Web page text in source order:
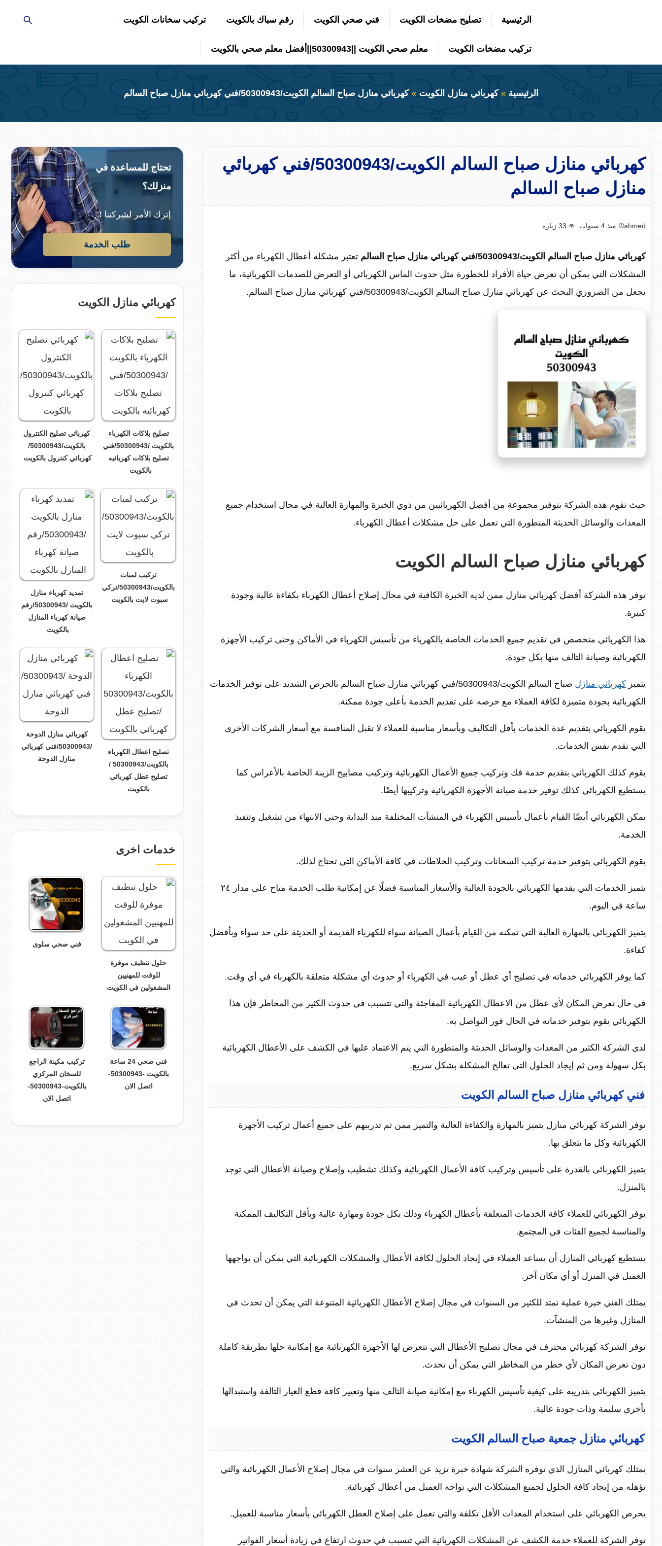
الرئيسية تصليح مضخات الكويت فني صحي الكويت رقم سباك بالكويت تركيب سخانات الكويت
تركيب مضخات الكويت معلم صحي الكويت ||50300943||أفضل معلم صحي بالكويت
الرئيسية كهربائي منازل الكويت كهربائي منازل صباح السالم الكويت/50300943/فني كهربائي منازل صباح السالم
كهربائي منازل صباح السالم الكويت/50300943/فني كهربائي
منازل صباح السالم
ahmed منذ 4 سنوات 33 زيارة
كهربائي منازل صباح السالم الكويت/50300943/فني كهربائي منازل صباح السالم
تعتبر مشكلة أعطال الكهرباء من أكثر
المشكلات التي يمكن أن تعرض حياة الأفراد للخطورة مثل حدوث الماس الكهربائي أو التعرض للصدمات الكهربائية، ما
يجعل من الضروري البحث عن كهربائي منازل صباح السالم الكويت/50300943/فني كهربائي منازل صباح السالم.
حيث تقوم هذه الشركة بتوفير مجموعة من أفضل الكهربائيين من ذوي الخبرة والمهارة العالية في مجال استخدام جميع
المعدات والوسائل الحديثة المتطورة التي تعمل على حل مشكلات أعطال الكهرباء.
كهربائي منازل صباح السالم الكويت
توفر هذه الشركة أفضل كهربائي منازل ممن لديه الخبرة الكافية في مجال إصلاح أعطال الكهرباء بكفاءة عالية وجودة
كبيرة.
هذا الكهربائي متخصص في تقديم جميع الخدمات الخاصة بالكهرباء من تأسيس الكهرباء في الأماكن وحتى تركيب الأجهزة
الكهربائية وصيانة التالف منها بكل جودة.
يتميز كهربائي منازل
صباح السالم الكويت/50300943/فني كهربائي منازل صباح السالم بالحرص الشديد على توفير الخدمات
الكهربائية بجودة متميزة لكافة العملاء مع حرصه على تقديم الخدمة بأعلى جودة ممكنة.
يقوم الكهربائي بتقديم عدة الخدمات بأقل التكاليف وبأسعار مناسبة للعملاء لا تقبل المنافسة مع أسعار الشركات الأخرى
التي تقدم نفس الخدمات.
يقوم كذلك الكهربائي بتقديم خدمة فك وتركيب جميع الأعمال الكهربائية وتركيب مصابيح الزينة الخاصة بالأعراس كما
يستطيع الكهربائي كذلك توفير خدمة صيانة الأجهزة الكهربائية وتركيبها أيضًا.
يمكن الكهربائي أيضًا القيام بأعمال تأسيس الكهرباء في المنشآت المختلفة منذ البداية وحتى الانتهاء من تشغيل وتنفيذ
الخدمة.
يقوم الكهربائي بتوفير خدمة تركيب السخانات وتركيب الخلاطات في كافة الأماكن التي تحتاج لذلك.
تتميز الخدمات التي يقدمها الكهربائي بالجودة العالية والأسعار المناسبة فضلًا عن إمكانية طلب الخدمة متاح على مدار ٢٤
ساعة في اليوم.
يتميز الكهربائي بالمهارة العالية التي تمكنه من القيام بأعمال الصيانة سواء للكهرباء القديمة أو الحديثة على حد سواء وبأفضل
كفاءة.
كما يوفر الكهربائي خدماته في تصليح أي عطل أو عيب في الكهرباء أو حدوث أي مشكلة متعلقة بالكهرباء في أي وقت.
في حال تعرض المكان لأي عطل من الاعطال الكهربائية المفاجئة والتي تتسبب في حدوث الكثير من المخاطر فإن هذا
الكهربائي يقوم بتوفير خدماته في الحال فور التواصل به.
لدى الشركة الكثير من المعدات والوسائل الحديثة والمتطورة التي يتم الاعتماد عليها في الكشف على الأعطال الكهربائية
بكل سهولة ومن ثم إيجاد الحلول التي تعالج المشكلة بشكل سريع.
فني كهربائي منازل صباح السالم الكويت
توفر الشركة كهربائي منازل يتميز بالمهارة والكفاءة العالية والتميز ممن تم تدريبهم على جميع أعمال تركيب الأجهزة
الكهربائية وكل ما يتعلق بها.
يتميز الكهربائي بالقدرة على تأسيس وتركيب كافة الأعمال الكهربائية وكذلك تشطيب وإصلاح وصيانة الأعطال التي توجد
بالمنزل.
يوفر الكهربائي للعملاء كافة الخدمات المتعلقة بأعطال الكهرباء وذلك بكل جودة ومهارة عالية وبأقل التكاليف الممكنة
والمناسبة لجميع الفئات في المجتمع.
يستطيع كهربائي المنازل أن يساعد العملاء في إيجاد الحلول لكافة الأعطال والمشكلات الكهربائية التي يمكن أن يواجهها
العميل في المنزل أو أي مكان آخر.
يمتلك الفني خبرة عملية تمتد للكثير من السنوات في مجال إصلاح الأعطال الكهربائية المتنوعة التي يمكن أن تحدث في
المنازل وغيرها من المنشآت.
توفر الشركة كهربائي محترف في مجال تصليح الأعطال التي تتعرض لها الأجهزة الكهربائية مع إمكانية حلها بطريقة كاملة
دون تعرض المكان لأي خطر من المخاطر التي يمكن أن تحدث.
يتميز الكهربائي بتدريبه على كيفية تأسيس الكهرباء مع إمكانية صيانة التالف منها وتغيير كافة قطع الغيار التالفة واستبدالها
بأخرى سليمة وذات جودة عالية.
كهربائي منازل جمعية صباح السالم الكويت
يمتلك كهربائي المنازل الذي توفره الشركة شهادة خبرة تزيد عن العشر سنوات في مجال إصلاح الأعمال الكهربائية والتي
تؤهله من إيجاد كافة الحلول لجميع المشكلات التي تواجه العميل من أعطال كهربائية.
يحرص الكهربائي على استخدام المعدات الأقل تكلفة والتي تعمل على إصلاح العطل الكهربائي بأسعار مناسبة للعميل.
توفر الشركة للعملاء خدمة الكشف عن المشكلات الكهربائية التي تتسبب في حدوث ارتفاع في زيادة أسعار الفواتير
تحتاج للمساعدة في
منزلك؟
إترك الأمر لشركتنا !
طلب الخدمة
كهربائي منازل الكويت
تصليح بلاكات الكهرباء
بالكويت /50300943/فني
تصليح بلاكات كهربائيه
بالكويت
كهربائي تصليح الكنترول
بالكويت/50300943/
كهربائي كنترول بالكويت
تركيب لمبات
بالكويت/50300943/تركي
سبوت لايت بالكويت
تمديد كهرباء منازل
بالكويت /50300943/رقم
صيانة كهرباء المنازل
بالكويت
تصليح اعطال الكهرباء
بالكويت/50300943 /
تصليح عطل كهربائي
بالكويت
كهربائي منازل الدوحة
/50300943/فني كهربائي
منازل الدوحة
خدمات اخرى
حلول تنظيف موفرة
للوقت للمهنيين
المشغولين في الكويت
فني صحي سلوى
فني صحي 24 ساعة
بالكويت -50300943-
اتصل الان
تركيب مكينة الراجع
للسخان المركزي
بالكويت-50300943-
اتصل الان